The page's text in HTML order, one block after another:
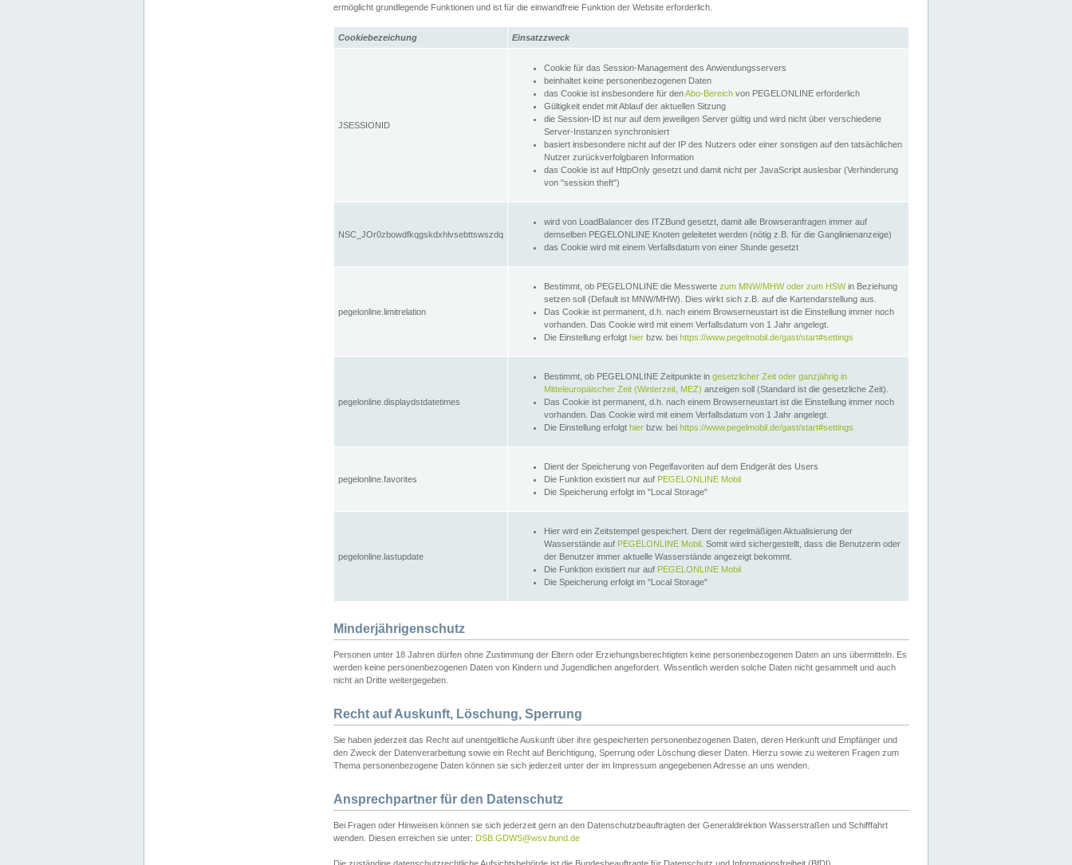
ermöglicht grundlegende Funktionen und ist für die einwandfreie Funktion der Website erforderlich.
Cookiebezeichung Einsatzzweck
JSESSIONID
Cookie für das Session-Management des Anwendungsservers
beinhaltet keine personenbezogenen Daten
das Cookie ist insbesondere für denAbo-Bereich von PEGELONLINE erforderlich
Gültigkeit endet mit Ablauf der aktuellen Sitzung
die Session-ID ist nur auf dem jeweiligen Server gültig und wird nicht über verschiedene
Server-Instanzen synchronisiert
basiert insbesondere nicht auf der IP des Nutzers oder einer sonstigen auf den tatsächlichen
Nutzer zurückverfolgbaren Information
das Cookie ist auf HttpOnly gesetzt und damit nicht per JavaScript auslesbar (Verhinderung
von "session theft")
NSC_JOr0zbowdfkqgskdxhlvsebttswszdq
wird von LoadBalancer des ITZBund gesetzt, damit alle Browseranfragen immer auf
demselben PEGELONLINE Knoten geleitetet werden (nötig z.B. für die Ganglinienanzeige)
das Cookie wird mit einem Verfallsdatum von einer Stunde gesetzt
pegelonline.limitrelation
Bestimmt, ob PEGELONLINE die Messwerte zum MNW/MHW oder zum HSWin Beziehung
setzen soll (Default ist MNW/MHW). Dies wirkt sich z.B. auf die Kartendarstellung aus.
Das Cookie ist permanent, d.h. nach einem Browserneustart ist die Einstellung immer noch
vorhanden. Das Cookie wird mit einem Verfallsdatum von 1 Jahr angelegt.
Die Einstellung erfolgt hier bzw. bei https://www.pegelmobil.de/gast/start#settings
pegelonline.displaydstdatetimes
Bestimmt, ob PEGELONLINE Zeitpunkte in gesetzlicher Zeit oder ganzjährig in
Mitteleuropäischer Zeit (Winterzeit, MEZ) anzeigen soll (Standard ist die gesetzliche Zeit).
Das Cookie ist permanent, d.h. nach einem Browserneustart ist die Einstellung immer noch
vorhanden. Das Cookie wird mit einem Verfallsdatum von 1 Jahr angelegt.
Die Einstellung erfolgt hier bzw. bei https://www.pegelmobil.de/gast/start#settings
pegelonline.favorites
Dient der Speicherung von Pegelfavoriten auf dem Endgerät des Users
Die Funktion existiert nur auf PEGELONLINE Mobil
Die Speicherung erfolgt im "Local Storage"
pegelonline.lastupdate
Hier wird ein Zeitstempel gespeichert. Dient der regelmäßigen Aktualisierung der
Wasserstände auf PEGELONLINE Mobil . Somit wird sichergestellt, dass die Benutzerin oder
der Benutzer immer aktuelle Wasserstände angezeigt bekommt.
Die Funktion existiert nur auf PEGELONLINE Mobil
Die Speicherung erfolgt im "Local Storage"
Minderjährigenschutz
Personen unter 18 Jahren dürfen ohne Zustimmung der Eltern oder Erziehungsberechtigten keine personenbezogenen Daten an uns übermitteln. Es
werden keine personenbezogenen Daten von Kindern und Jugendlichen angefordert. Wissentlich werden solche Daten nicht gesammelt und auch
nicht an Dritte weitergegeben.
Recht auf Auskunft, Löschung, Sperrung
Sie haben jederzeit das Recht auf unentgeltliche Auskunft über ihre gespeicherten personenbezogenen Daten, deren Herkunft und Empfänger und
den Zweck der Datenverarbeitung sowie ein Recht auf Berichtigung, Sperrung oder Löschung dieser Daten. Hierzu sowie zu weiteren Fragen zum
Thema personenbezogene Daten können sie sich jederzeit unter der im Impressum angegebenen Adresse an uns wenden.
Ansprechpartner für den Datenschutz
Bei Fragen oder Hinweisen können sie sich jederzeit gern an den Datenschutzbeauftragten der Generaldirektion Wasserstraßen und Schifffahrt
wenden. Diesen erreichen sie unter: DSB.GDWS@wsv.bund.de